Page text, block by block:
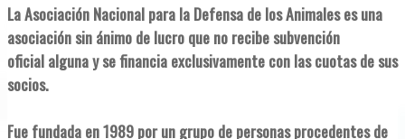
La Asociación Nacional para la Defensa de los Animales es una
asociación sin ánimo de lucro que no recibe subvención
oficial alguna y se financia exclusivamente con las cuotas de sus
socios.
Fue fundada en 1989 por un grupo de personas procedentes de